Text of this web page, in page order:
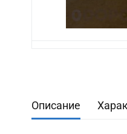
Описание